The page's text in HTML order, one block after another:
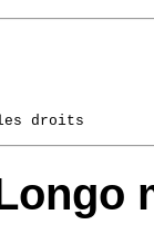
droits